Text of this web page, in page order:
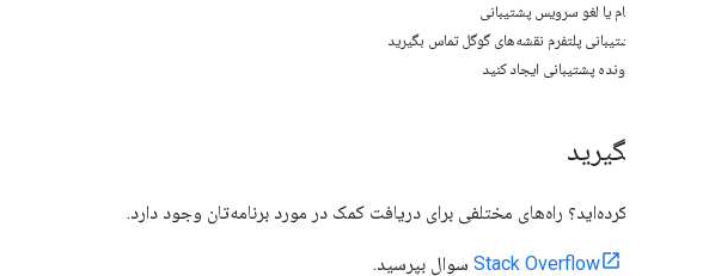
ثبت نام یا لغو سرویس پشتیبانی
با تیم پشتیبانی پلتفرم نقشه‌های گوگل تماس بگیرید
یک پرونده پشتیبانی ایجاد کنید
کمک بگیرید
کمی گیر کرده‌اید؟ راه‌های مختلفی برای دریافت کمک در مورد برنامه‌تان وجود دارد.
Stack Overflow سوال بپرسید.